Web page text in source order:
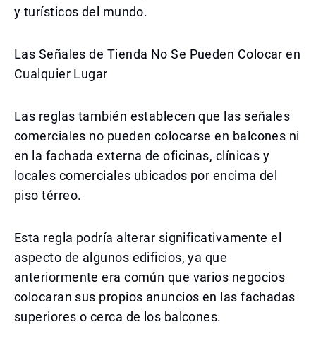
y turísticos del mundo.
Las Señales de Tienda No Se Pueden Colocar en
Cualquier Lugar
Las reglas también establecen que las señales
comerciales no pueden colocarse en balcones ni
en la fachada externa de oficinas, clínicas y
locales comerciales ubicados por encima del
piso térreo.
Esta regla podría alterar significativamente el
aspecto de algunos edificios, ya que
anteriormente era común que varios negocios
colocaran sus propios anuncios en las fachadas
superiores o cerca de los balcones.